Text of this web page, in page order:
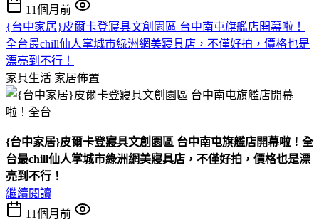
11個月前
{台中家居}皮爾卡登寢具文創園區 台中南屯旗艦店開幕啦！
全台最chill仙人掌城市綠洲網美寢具店，不僅好拍，價格也是
漂亮到不行！
家具生活 家居佈置
{台中家居}皮爾卡登寢具文創園區 台中南屯旗艦店開幕啦！全
台最chill仙人掌城市綠洲網美寢具店，不僅好拍，價格也是漂
亮到不行！
繼續閱讀
11個月前